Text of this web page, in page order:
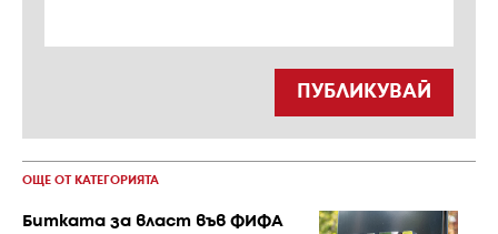
ПУБЛИКУВАЙ
ОЩЕ ОТ КАТЕГОРИЯТА
Битката за власт във ФИФА